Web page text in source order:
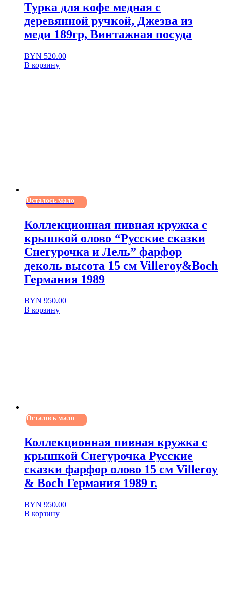
Турка для кофе медная с
деревянной ручкой, Джезва из
меди 189гр, Винтажная посуда
BYN 520.00
В корзину
Осталось мало
Коллекционная пивная кружка с
крышкой олово “Русские сказки
Снегурочка и Лель” фарфор
деколь высота 15 см Villeroy&Boch
Германия 1989
BYN 950.00
В корзину
Осталось мало
Коллекционная пивная кружка с
крышкой Снегурочка Русские
сказки фарфор олово 15 см Villeroy
& Boch Германия 1989 г.
BYN 950.00
В корзину